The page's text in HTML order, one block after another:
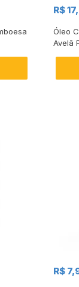
R$
Óleo
Avelã
100ml
R$